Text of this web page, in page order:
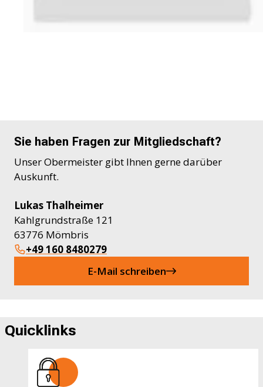
Sie haben Fragen zur Mitgliedschaft?
Unser Obermeister gibt Ihnen gerne darüber
Auskunft.
Lukas Thalheimer
Kahlgrundstraße 121
63776 Mömbris
+49 160 8480279
E-Mail schreiben
Quicklinks